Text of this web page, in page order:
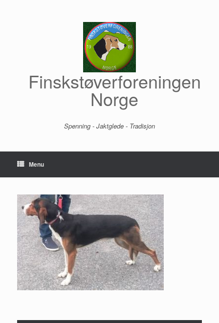
Finskstøverforeningen
Norge
Spenning - Jaktglede - Tradisjon
Menu